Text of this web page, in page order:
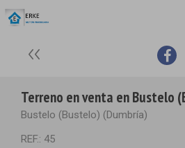
Terreno en venta en Bustelo
Bustelo (Bustelo) (Dumbría)
REF.: 45